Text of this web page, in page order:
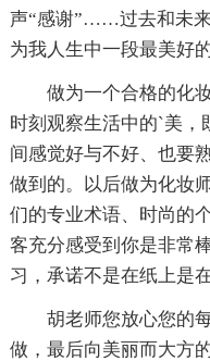
声“感谢”……过去和未
为我人生中一段最美好的
做为一个合格的化妆
时刻观察生活中的`美，
间感觉好与不好、也要
做到的。以后做为化妆
们的专业术语、时尚的
客充分感受到你是非常
习，承诺不是在纸上是在
胡老师您放心您的每
做，最后向美丽而大方